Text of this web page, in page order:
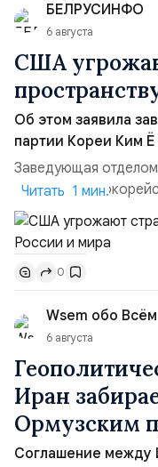
ключом к позитивному
БЕЛРУСИНФО
6 августа
США
Об этом заявила
партии Кореи Ким
Заведующая
сестра
заявление для
совместных с
Томагавк.«Япония
„исключительно
вопрос о
всеобщее
Читать 1 мин.
0
Wsem обо Всём
6 августа
Иран
Ормузским
Соглашение между